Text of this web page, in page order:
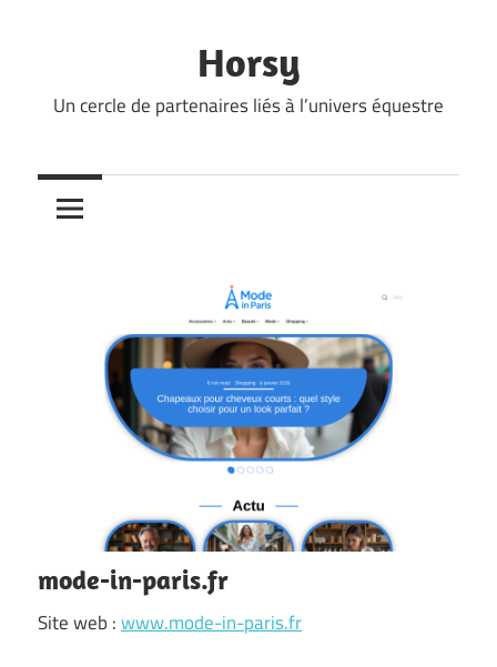
Horsy
Un cercle de partenaires liés à l’univers équestre
mode-in-paris.fr
Site web :www.mode-in-paris.fr